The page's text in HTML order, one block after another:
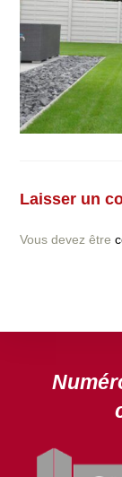
Laisser un
Vous devez être
N’hésitez pas